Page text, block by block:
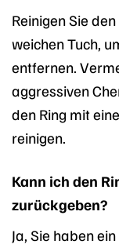
Reinigen Sie
weichen Tuch,
entfernen.
aggressiven
den Ring mit
reinigen.
Kann ich den
zurückgeben?
Ja, Sie haben